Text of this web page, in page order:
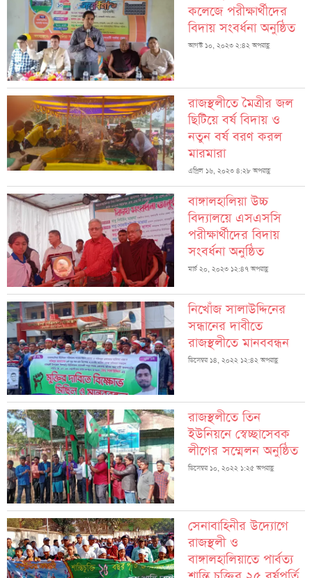
কলেজে পরীক্ষার্থীদের
বিদায় সংবর্ধনা অনুষ্ঠিত
আগস্ট ১০, ২০২৩ ২:৪২ অপরাহ্ণ
রাজস্থলীতে মৈত্রীর জল
ছিটিয়ে বর্ষ বিদায় ও
নতুন বর্ষ বরণ করল
মারমারা
এপ্রিল ১৬, ২০২৩ ৪:২৮ অপরাহ্ণ
বাঙ্গালহালিয়া উচ্চ
বিদ্যালয়ে এসএসসি
পরীক্ষার্থীদের বিদায়
সংবর্ধনা অনুষ্ঠিত
মার্চ ২০, ২০২৩ ১২:৪৭ অপরাহ্ণ
নিখোঁজ সালাউদ্দিনের
সন্ধানের দাবীতে
রাজস্থলীতে মানববন্ধন
ডিসেম্বর ১৪, ২০২২ ১২:৪২ অপরাহ্ণ
রাজস্থলীতে তিন
ইউনিয়নে স্বেচ্ছাসেবক
লীগের সম্মেলন অনুষ্ঠিত
ডিসেম্বর ১০, ২০২২ ১:২৫ অপরাহ্ণ
সেনাবাহিনীর উদ্যোগে
রাজস্থলী ও
বাঙ্গালহালিয়াতে পার্বত্য